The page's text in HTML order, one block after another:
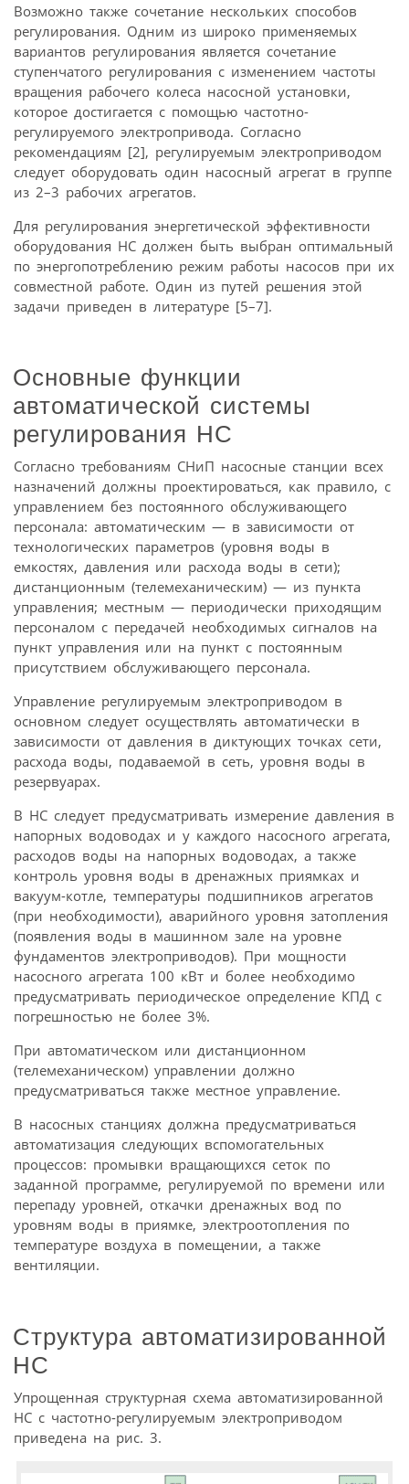
Возможно также сочетание нескольких способов
регулирования. Одним из широко применяемых
вариантов регулирования является сочетание
ступенчатого регулирования с изменением частоты
вращения рабочего колеса насосной установки,
которое достигается с помощью частотно-
регулируемого электропривода. Согласно
рекомендациям [2], регулируемым электроприводом
следует оборудовать один насосный агрегат в группе
из 2–3 рабочих агрегатов.
Для регулирования энергетической эффективности
оборудования НС должен быть выбран оптимальный
по энергопотреблению режим работы насосов при их
совместной работе. Один из путей решения этой
задачи приведен в литературе [5–7].
Основные функции
автоматической системы
регулирования НС
Согласно требованиям СНиП насосные станции всех
назначений должны проектироваться, как правило, с
управлением без постоянного обслуживающего
персонала: автоматическим — в зависимости от
технологических параметров (уровня воды в
емкостях, давления или расхода воды в сети);
дистанционным (телемеханическим) — из пункта
управления; местным — периодически приходящим
персоналом с передачей необходимых сигналов на
пункт управления или на пункт с постоянным
присутствием обслуживающего персонала.
Управление регулируемым электроприводом в
основном следует осуществлять автоматически в
зависимости от давления в диктующих точках сети,
расхода воды, подаваемой в сеть, уровня воды в
резервуарах.
В НС следует предусматривать измерение давления в
напорных водоводах и у каждого насосного агрегата,
расходов воды на напорных водоводах, а также
контроль уровня воды в дренажных приямках и
вакуум-котле, температуры подшипников агрегатов
(при необходимости), аварийного уровня затопления
(появления воды в машинном зале на уровне
фундаментов электроприводов). При мощности
насосного агрегата 100 кВт и более необходимо
предусматривать периодическое определение КПД с
погрешностью не более 3%.
При автоматическом или дистанционном
(телемеханическом) управлении должно
предусматриваться также местное управление.
В насосных станциях должна предусматриваться
автоматизация следующих вспомогательных
процессов: промывки вращающихся сеток по
заданной программе, регулируемой по времени или
перепаду уровней, откачки дренажных вод по
уровням воды в приямке, электроотопления по
температуре воздуха в помещении, а также
вентиляции.
Структура автоматизированной
НС
Упрощенная структурная схема автоматизированной
НС с частотно-регулируемым электроприводом
приведена на рис. 3.